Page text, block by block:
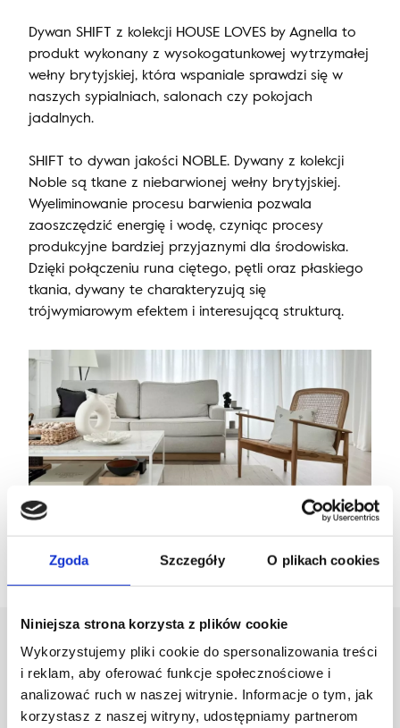
Zgoda Szczegóły O plikach cookies
Niniejsza strona korzysta z plików cookie
Wykorzystujemy pliki cookie do spersonalizowania treści
i reklam, aby oferować funkcje społecznościowe i
analizować ruch w naszej witrynie. Informacje o tym, jak
korzystasz z naszej witryny, udostępniamy partnerom
Dywan SHIFT z kolekcji HOUSE LOVES by Agnella to
produkt wykonany z wysokogatunkowej wytrzymałej
wełny brytyjskiej, która wspaniale sprawdzi się w
naszych sypialniach, salonach czy pokojach
jadalnych.
SHIFT to dywan jakości NOBLE. Dywany z kolekcji
Noble są tkane z niebarwionej wełny brytyjskiej.
Wyeliminowanie procesu barwienia pozwala
zaoszczędzić energię i wodę, czyniąc procesy
produkcyjne bardziej przyjaznymi dla środowiska.
Dzięki połączeniu runa ciętego, pętli oraz płaskiego
tkania, dywany te charakteryzują się
trójwymiarowym efektem i interesującą strukturą.
Projektant
Karolina Zagrodzka